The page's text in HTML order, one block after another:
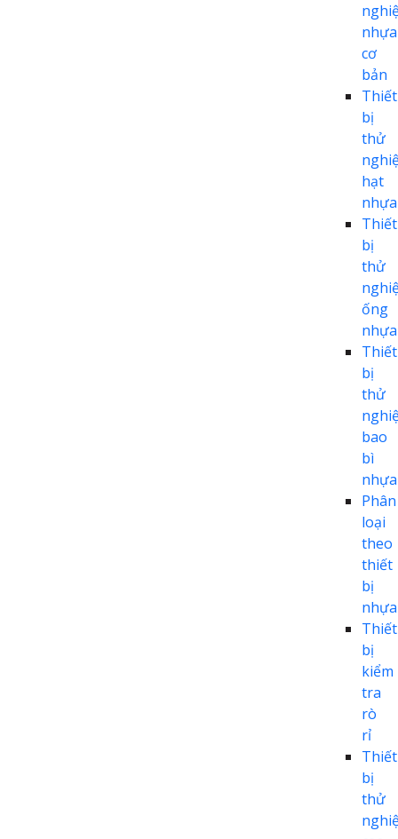
nhựa
cơ
bản
Thiết
bị
thử
hạt
nhựa
Thiết
bị
thử
ống
nhựa
Thiết
bị
thử
bao
bì
nhựa
Phân
loại
theo
thiết
bị
nhựa
Thiết
bị
kiểm
tra
rò
rỉ
Thiết
bị
thử